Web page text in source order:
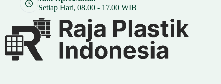
Setiap Hari, 08.00 - 17.00 WIB